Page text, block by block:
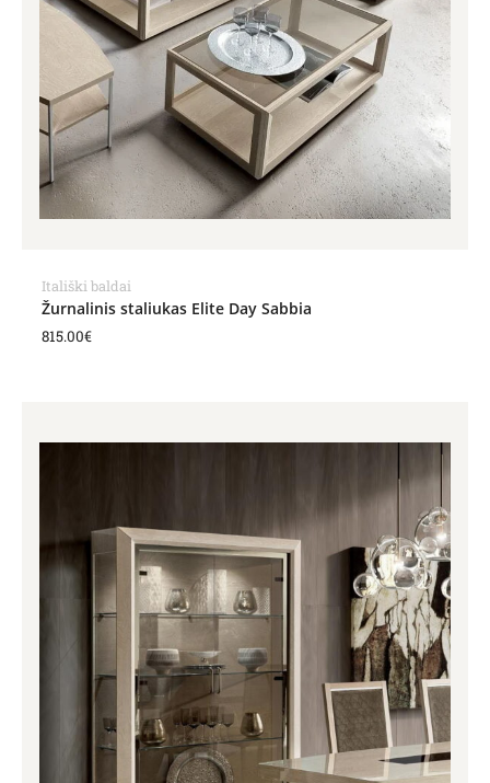
Itališki baldai
Žurnalinis staliukas Elite Day Sabbia
815.00€